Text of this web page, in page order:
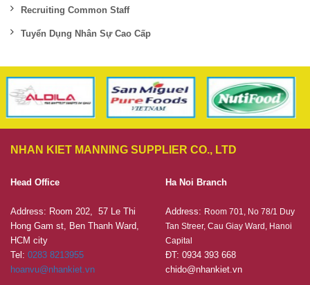
Recruiting Common Staff
Tuyển Dụng Nhân Sự Cao Cấp
NHAN KIET MANNING SUPPLIER CO., LTD
Head Office
Address: Room 202, 57 Le Thi
Hong Gam st, Ben Thanh Ward,
HCM city
Tel: 0283 8213955
hoanvu@nhankiet.vn
Ha Noi Branch
Address: Room 701, No 78/1 Duy
Tan Streer, Cau Giay Ward, Hanoi
Capital
ĐT: 0934 393 668
chido@nhankiet.vn